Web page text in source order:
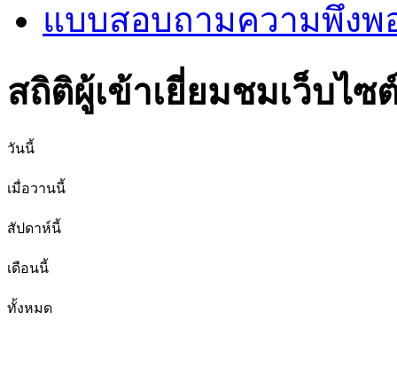
แบบสอบถามความพึงพ
สถิติผู้เข้าเยี่ยมชมเว็บไซ
วันนี้
เมื่อวานนี้
สัปดาห์นี้
เดือนนี้
ทั้งหมด